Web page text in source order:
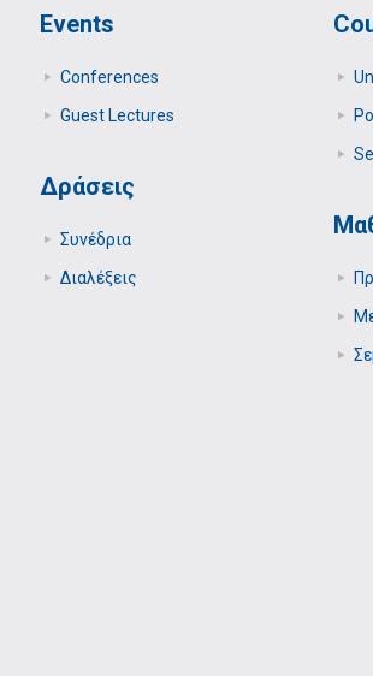
Events
Conferences
Guest Lectures
Δράσεις
Συνέδρια
Διαλέξεις